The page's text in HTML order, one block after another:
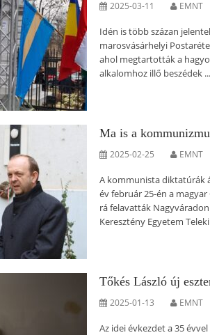
2025-03-11 EMNT
Idén is több százan
marosvásárhelyi
ahol megtartották a
alkalomhoz illő beszédek ...
Ma is a
2025-02-25 EMNT
A kommunista diktatúrák
év február 25-én a
rá felavatták
Keresztény Egyetem
Tőkés László új
2025-01-13 EMNT
Az idei évkezdet a 35